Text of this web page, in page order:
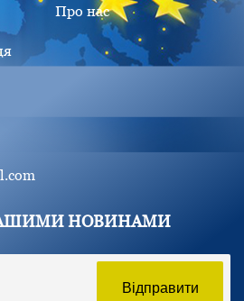
Про нас
НОВИНАМИ